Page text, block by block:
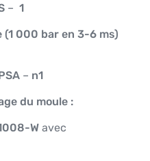
– 1
(1 000 bar en 3-6 ms)
– n1
du moule :
W avec